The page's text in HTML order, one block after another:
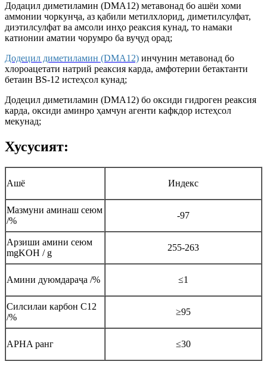
Додацил диметиламин (DMA12) метавонад бо ашёи хоми
аммонии чоркунҷа, аз қабили метилхлорид, диметилсулфат,
диэтилсулфат ва амсоли инҳо реаксия кунад, то намаки
катионии аматии чорумро ба вуҷуд орад;
Додецил диметиламин (DMA12) инчунин метавонад бо
хлороацетати натрий реаксия карда, амфотерии бетактанти
бетаин BS-12 истеҳсол кунад;
Додецил диметиламин (DMA12) бо оксиди гидроген реаксия
карда, оксиди аминро ҳамчун агенти кафкдор истеҳсол
мекунад;
Хусусият:
Ашё Индекс
Мазмуни аминаш сеюм
/%
-97
Арзиши амини сеюм
mgKOH / g
255-263
Амини дуюмдараҷа /% ≤1
Силсилаи карбон C12
/%
≥95
APHA ранг ≤30